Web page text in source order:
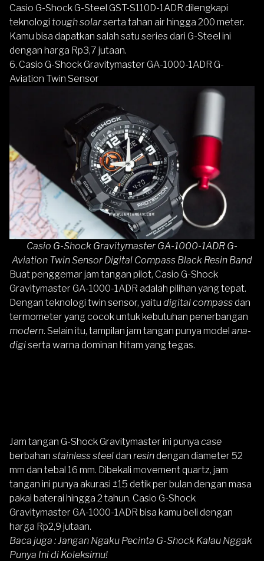
Casio G-Shock G-Steel GST-S110D-1ADR dilengkapi
teknologi tough solarserta tahan air hingga 200 meter.
Kamu bisa dapatkan salah satu series dari G-Steel ini
dengan harga Rp3,7 jutaan.
6. Casio G-Shock Gravitymaster GA-1000-1ADR G-
Aviation Twin Sensor
Casio G-Shock Gravitymaster GA-1000-1ADR G-
Aviation Twin Sensor Digital Compass Black Resin Band
Buat penggemar jam tangan pilot, Casio G-Shock
Gravitymaster GA-1000-1ADR adalah pilihan yang tepat.
Dengan teknologi twin sensor, yaitu digital compassdan
termometer yang cocok untuk kebutuhan penerbangan
modern. Selain itu, tampilan jam tangan punya model ana-
digiserta warna dominan hitam yang tegas.
Jam tangan G-Shock Gravitymaster ini punya case
berbahan stainless steeldan resindengan diameter 52
mm dan tebal 16 mm. Dibekali movement quartz, jam
tangan ini punya akurasi ±15 detik per bulan dengan masa
pakai baterai hingga 2 tahun. Casio G-Shock
Gravitymaster GA-1000-1ADR bisa kamu beli dengan
harga Rp2,9 jutaan.
Baca juga :Jangan Ngaku Pecinta G-Shock Kalau Nggak
Punya Ini di Koleksimu!